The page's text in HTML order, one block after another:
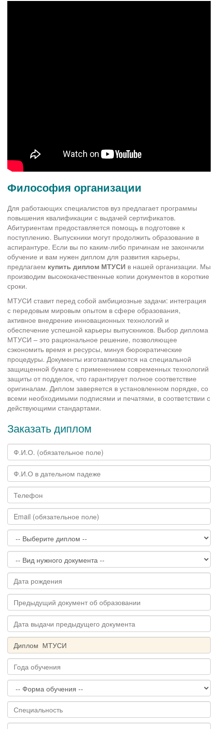
Философия организации
Для работающих специалистов вуз предлагает программы
повышения квалификации с выдачей сертификатов.
Абитуриентам предоставляется помощь в подготовке к
поступлению. Выпускники могут продолжить образование в
аспирантуре. Если вы по каким-либо причинам не закончили
обучение и вам нужен диплом для развития карьеры,
предлагаем купить диплом МТУСИ в нашей организации. Мы
производим высококачественные копии документов в короткие
сроки.
МТУСИ ставит перед собой амбициозные задачи: интеграция
с передовым мировым опытом в сфере образования,
активное внедрение инновационных технологий и
обеспечение успешной карьеры выпускников. Выбор диплома
МТУСИ – это рациональное решение, позволяющее
сэкономить время и ресурсы, минуя бюрократические
процедуры. Документы изготавливаются на специальной
защищенной бумаге с применением современных технологий
защиты от подделок, что гарантирует полное соответствие
оригиналам. Диплом заверяется в установленном порядке, со
всеми необходимыми подписями и печатями, в соответствии с
действующими стандартами.
Заказать диплом